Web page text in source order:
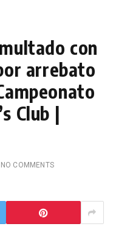
con
arrebato
Club |
NO COMMENTS